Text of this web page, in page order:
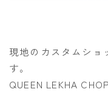
現地のカスタムショ
す。
QUEEN LEKHA